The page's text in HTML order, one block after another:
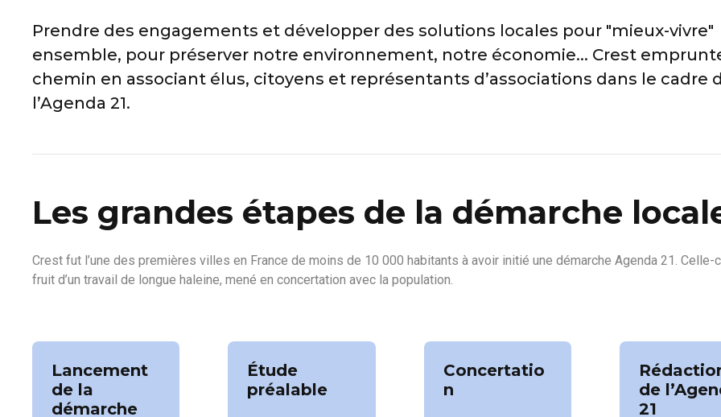
Prendre des engagements et développer des solutions locales pour "mieux-vivre"
ensemble, pour préserver notre environnement, notre économie... Crest
chemin en associant élus, citoyens et représentants d’associations dans le cadre
l’Agenda 21.
Les grandes étapes de la démarche
Crest fut l’une des premières villes en France de moins de 10 000 habitants à avoir initié une démarche Agenda 21. Celle-
fruit d’un travail de longue haleine, mené en concertation avec la population.
Lancement
de la
démarche
Étude
préalable
Concertatio
n
de
21